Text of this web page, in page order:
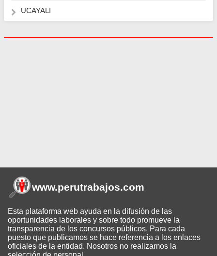
UCAYALI
www.perutrabajos.com
Esta plataforma web ayuda en la difusión de las
oportunidades laborales y sobre todo promueve la
transparencia de los concursos públicos. Para cada
puesto que publicamos se hace referencia a los enlaces
oficiales de la entidad. Nosotros no realizamos la